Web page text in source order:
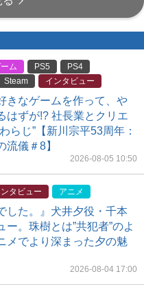
ム PS5
PS4
Steam インタビュー
きなゲームを作って、や
はずが!? 社長業とクリエ
らじ”【新川宗平53周年：
流儀＃8】
2026-08-05 10:50
タビュー アニメ
した。』犬井夕役・千本
ー。珠樹とは”共犯者”のよ
メでより深まった夕の魅
2026-08-04 17:00